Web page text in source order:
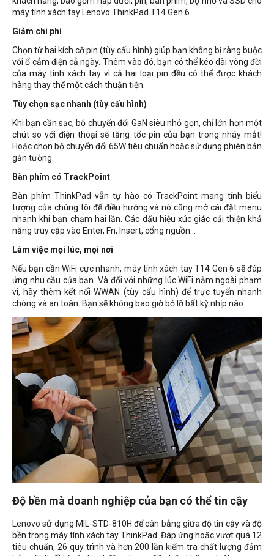
máy tính xách tay Lenovo ThinkPad T14 Gen 6.
Giảm chi phí
Chọn từ hai kích cỡ pin (tùy cấu hình) giúp bạn không bị ràng buộc
với ổ cắm điện cả ngày. Thêm vào đó, bạn có thể kéo dài vòng đời
của máy tính xách tay vì cả hai loại pin đều có thể được khách
hàng thay thế một cách thuận tiện.
Tùy chọn sạc nhanh (tùy cấu hình)
Khi bạn cần sạc, bộ chuyển đổi GaN siêu nhỏ gọn, chỉ lớn hơn một
chút so với điện thoại sẽ tăng tốc pin của bạn trong nháy mắt!
Hoặc chọn bộ chuyển đổi 65W tiêu chuẩn hoặc sử dụng phiên bản
gắn tường.
Bàn phím có TrackPoint
Bàn phím ThinkPad vẫn tự hào có TrackPoint mang tính biểu
tượng của chúng tôi để điều hướng và nó cũng mở cài đặt menu
nhanh khi bạn chạm hai lần. Các dấu hiệu xúc giác cải thiện khả
năng truy cập vào Enter, Fn, Insert, cổng nguồn...
Làm việc mọi lúc, mọi nơi
Nếu bạn cần WiFi cực nhanh, máy tính xách tay T14 Gen 6 sẽ đáp
ứng nhu cầu của bạn. Và đối với những lúc WiFi nằm ngoài phạm
vi, hãy thêm kết nối WWAN (tùy cấu hình) để trực tuyến nhanh
chóng và an toàn. Bạn sẽ không bao giờ bỏ lỡ bất kỳ nhịp nào.
Độ bền mà doanh nghiệp của bạn có thể tin cậy
Lenovo sử dụng MIL-STD-810H để cân bằng giữa độ tin cậy và độ
bền trong máy tính xách tay ThinkPad. Đáp ứng hoặc vượt quá 12
tiêu chuẩn, 26 quy trình và hơn 200 lần kiểm tra chất lượng đảm